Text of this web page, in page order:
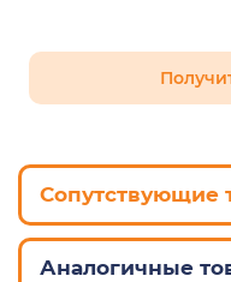
Сопутствующие
Аналогичные